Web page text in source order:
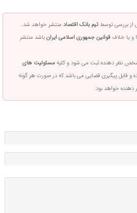
از بررسی توسطتیم بانک اقتصادمنتشر خواهد شد.
و یا خلافقوانین جمهوری اسلامی ایرانباشد منتشر
نظر دهنده ثبت می شود و کلیهمسئولیت های
قابل پیگیری قضایی می باشد که در صورت هر گونه
خواهد بود.